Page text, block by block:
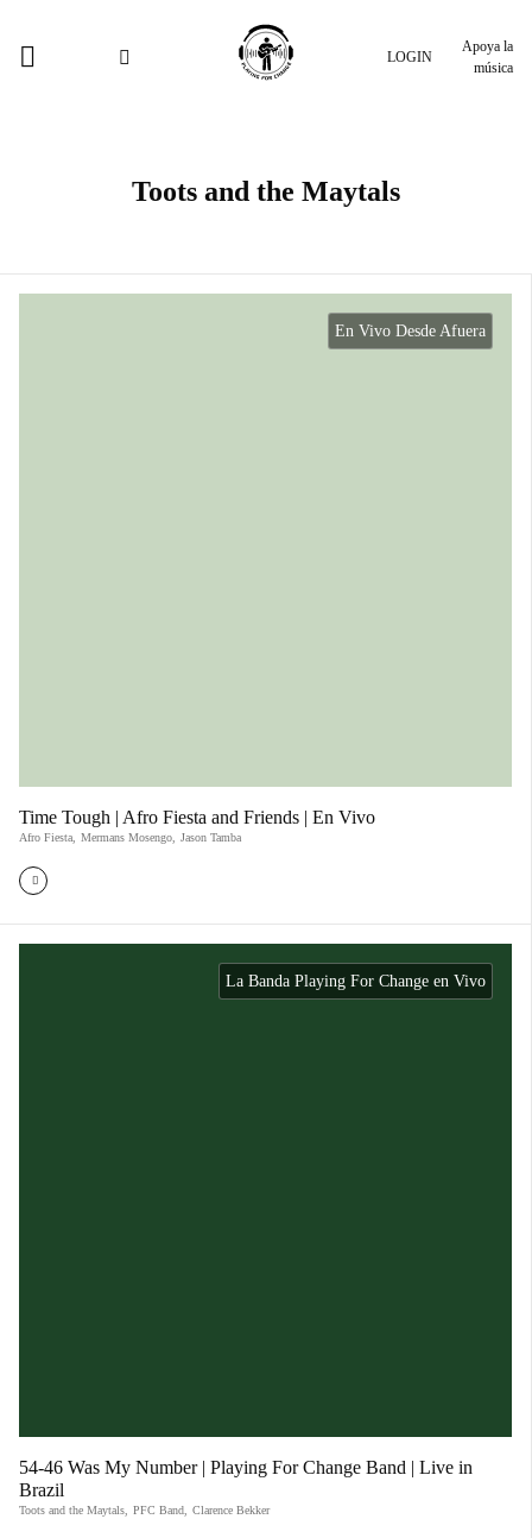
LOGIN
Apoya la
música
Toots and the Maytals
En Vivo Desde Afuera
Time Tough | Afro Fiesta and Friends | En Vivo
Afro Fiesta Mermans Mosengo Jason Tamba
La Banda Playing For Change en Vivo
54-46 Was My Number | Playing For Change Band | Live in
Brazil
Toots and the Maytals PFC Band Clarence Bekker